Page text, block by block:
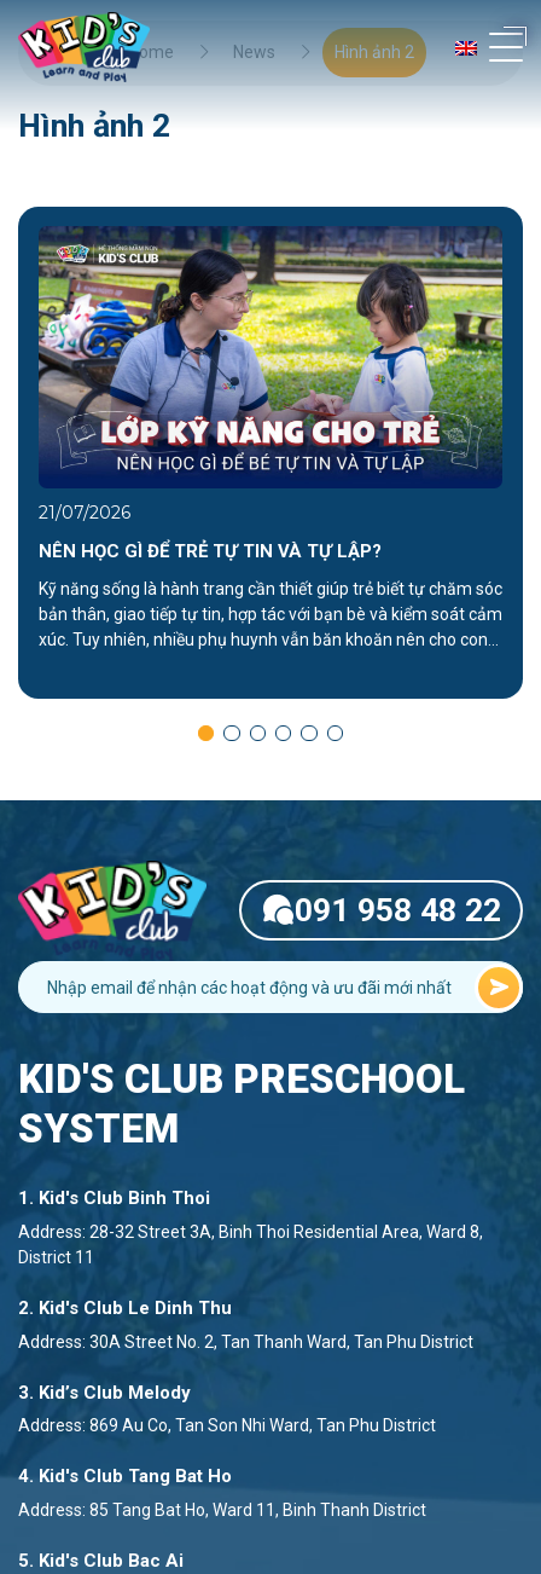
Home News Hình ảnh 2
Hình ảnh 2
21/07/2026
NÊN HỌC GÌ ĐỂ TRẺ TỰ TIN VÀ TỰ LẬP?
Kỹ năng sống là hành trang cần thiết giúp trẻ biết tự chăm sóc
bản thân, giao tiếp tự tin, hợp tác với bạn bè và kiểm soát cảm
xúc. Tuy nhiên, nhiều phụ huynh vẫn băn khoăn nên cho con
091 958 48 22
KID'S CLUB PRESCHOOL
SYSTEM
1. Kid's Club Binh Thoi
Address: 28-32 Street 3A, Binh Thoi Residential Area, Ward 8,
District 11
2. Kid's Club Le Dinh Thu
Address: 30A Street No. 2, Tan Thanh Ward, Tan Phu District
3. Kid’s Club Melody
Address: 869 Au Co, Tan Son Nhi Ward, Tan Phu District
4. Kid's Club Tang Bat Ho
Address: 85 Tang Bat Ho, Ward 11, Binh Thanh District
5. Kid's Club Bac Ai